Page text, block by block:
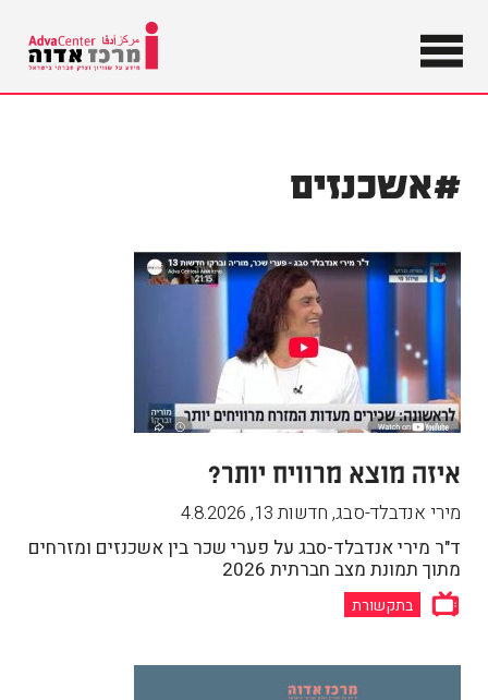
מרכז
מידע על
שוויון וצדק
חברתי
#אשכנזים
איזה מוצא מרוויח יותר?
מירי אנדבלד-סבג, חדשות 13 ,
4.8.2026
ד"ר מירי אנדבלד-סבג על פערי שכר בין אשכנזים ומזרחים
מתוך תמונת מצב חברתית 2026
בתקשורת